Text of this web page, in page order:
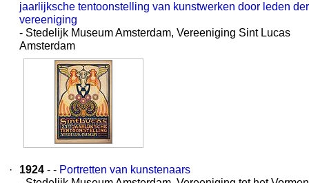
jaarlijksche tentoonstelling van kunstwerken door leden der
vereeniging
- Stedelijk Museum Amsterdam, Vereeniging Sint Lucas
Amsterdam
· 1924 - - Portretten van kunstenaars